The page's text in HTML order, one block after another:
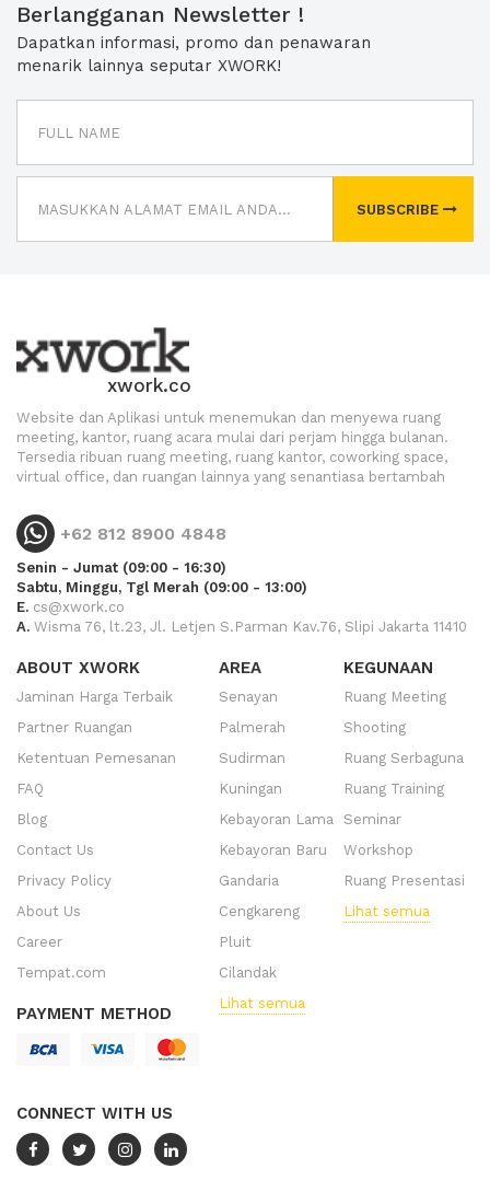
Berlangganan Newsletter !
Dapatkan informasi, promo dan penawaran
menarik lainnya seputar XWORK!
SUBSCRIBE
xwork.co
Website dan Aplikasi untuk menemukan dan menyewa ruang
meeting, kantor, ruang acara mulai dari perjam hingga bulanan.
Tersedia ribuan ruang meeting, ruang kantor, coworking space,
virtual office, dan ruangan lainnya yang senantiasa bertambah
+62 812 8900 4848
Senin - Jumat (09:00 - 16:30)
Sabtu, Minggu, Tgl Merah (09:00 - 13:00)
E. cs@xwork.co
A. Wisma 76, lt.23, Jl. Letjen S.Parman Kav.76, Slipi Jakarta 11410
ABOUT XWORK
Jaminan Harga Terbaik
Partner Ruangan
Ketentuan Pemesanan
FAQ
Blog
Contact Us
Privacy Policy
About Us
Career
Tempat.com
PAYMENT METHOD
CONNECT WITH US
AREA
Senayan
Palmerah
Sudirman
Kuningan
Kebayoran Lama
Kebayoran Baru
Gandaria
Cengkareng
Pluit
Cilandak
Lihat semua
KEGUNAAN
Ruang Meeting
Shooting
Ruang Serbaguna
Ruang Training
Seminar
Workshop
Ruang Presentasi
Lihat semua